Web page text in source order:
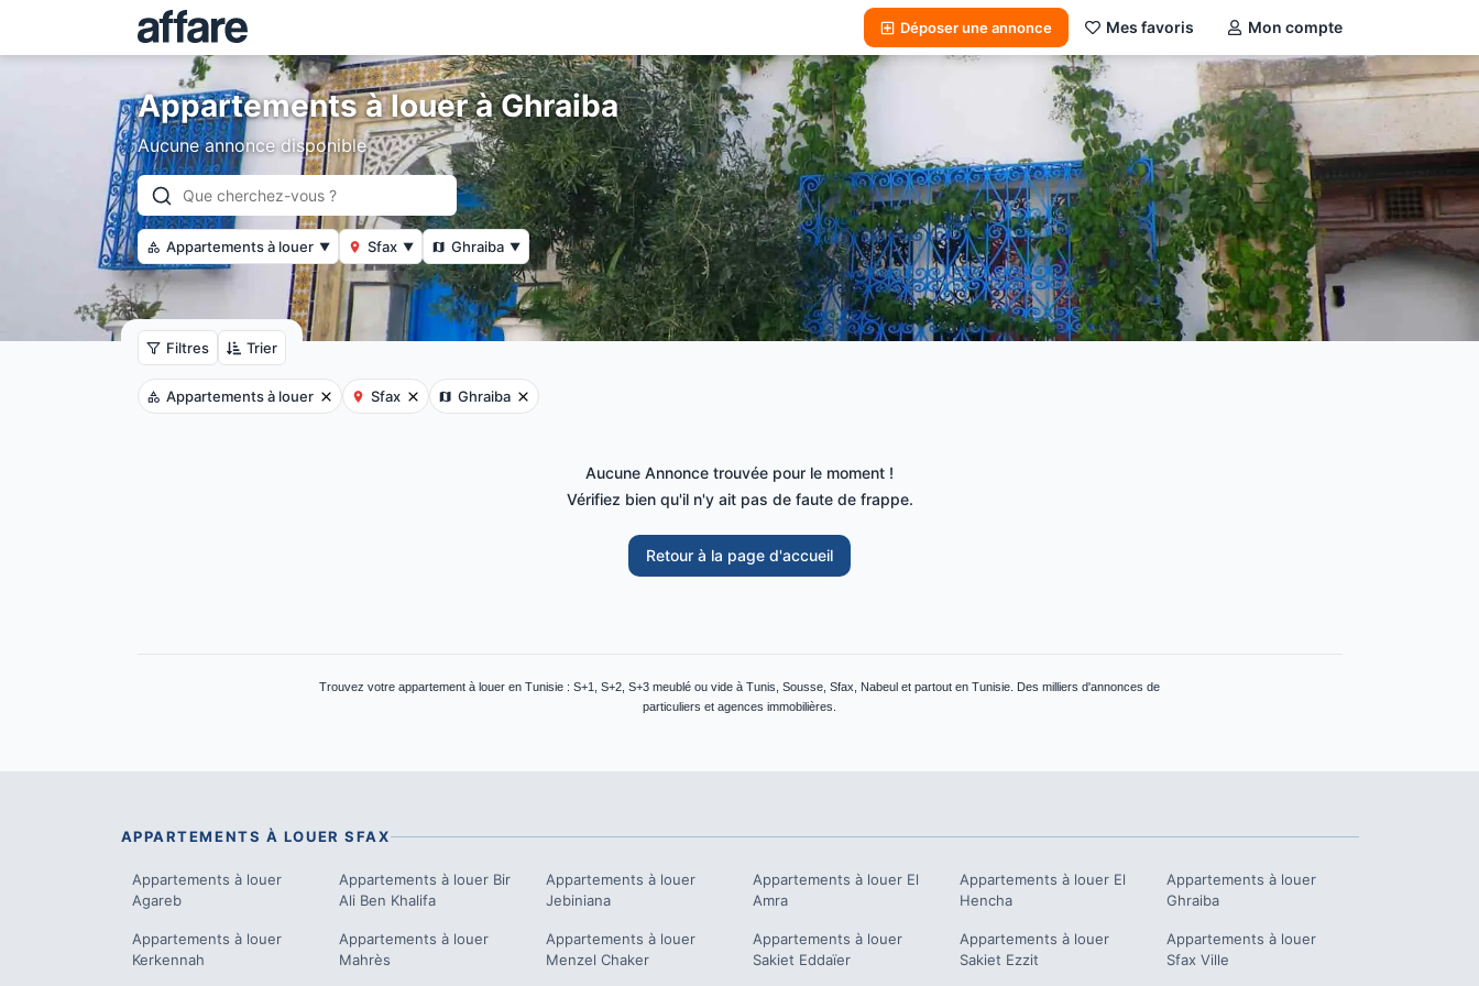
Déposer une annonce Mes favoris Mon compte
Appartements à louer à Ghraiba
Aucune annonce disponible
Appartements à louer ▼ Sfax ▼ Ghraiba ▼
Filtres Trier
Appartements à louer Sfax Ghraiba
Aucune Annonce trouvée pour le moment !
Vérifiez bien qu'il n'y ait pas de faute de frappe.
Retour à la page d'accueil
Trouvez votre appartement à louer en Tunisie : S+1, S+2, S+3 meublé ou vide à Tunis, Sousse, Sfax, Nabeul et partout en Tunisie. Des milliers d'annonces de
particuliers et agences immobilières.
APPARTEMENTS À LOUER SFAX
Appartements à louer
Agareb
Appartements à louer Bir
Ali Ben Khalifa
Appartements à louer
Jebiniana
Appartements à louer El
Amra
Appartements à louer El
Hencha
Appartements à louer
Ghraiba
Appartements à louer
Kerkennah
Appartements à louer
Mahrès
Appartements à louer
Menzel Chaker
Appartements à louer
Sakiet Eddaïer
Appartements à louer
Sakiet Ezzit
Appartements à louer
Sfax Ville